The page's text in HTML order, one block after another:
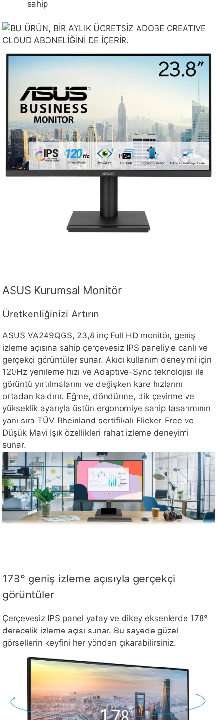
sahip
ASUS Kurumsal Monitör
Üretkenliğinizi Artırın
ASUS VA249QGS, 23,8 inç Full HD monitör, geniş
izleme açısına sahip çerçevesiz IPS paneliyle canlı ve
gerçekçi görüntüler sunar. Akıcı kullanım deneyimi için
120Hz yenileme hızı ve Adaptive-Sync teknolojisi ile
görüntü yırtılmalarını ve değişken kare hızlarını
ortadan kaldırır. Eğme, döndürme, dik çevirme ve
yükseklik ayarıyla üstün ergonomiye sahip tasarımının
yanı sıra TÜV Rheinland sertifikalı Flicker-Free ve
Düşük Mavi Işık özellikleri rahat izleme deneyimi
sunar.
178° geniş izleme açısıyla gerçekçi
görüntüler
Çerçevesiz IPS panel yatay ve dikey eksenlerde 178°
derecelik izleme açısı sunar. Bu sayede güzel
görsellerin keyfini her yönden çıkarabilirsiniz.